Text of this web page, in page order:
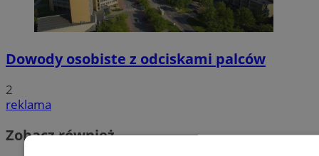
Dowody osobiste z odciskami palców
2
reklama
Zobacz również